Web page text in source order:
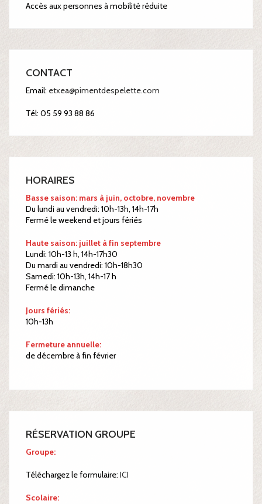
Accès aux personnes à mobilité réduite
CONTACT
Email: etxea@pimentdespelette.com
Tél: 05 59 93 88 86
HORAIRES
Basse saison: mars à juin, octobre, novembre
Du lundi au vendredi: 10h-13h, 14h-17h
Fermé le weekend et jours fériés
Haute saison: juillet à fin septembre
Lundi: 10h-13 h, 14h-17h30
Du mardi au vendredi: 10h-18h30
Samedi: 10h-13h, 14h-17 h
Fermé le dimanche
Jours fériés:
10h-13h
Fermeture annuelle:
de décembre à fin février
RÉSERVATION GROUPE
Groupe:
Téléchargez le formulaire: ICI
Scolaire: